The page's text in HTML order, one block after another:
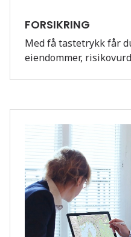
FORSIKRING
Med få tastetrykk får
eiendommer,